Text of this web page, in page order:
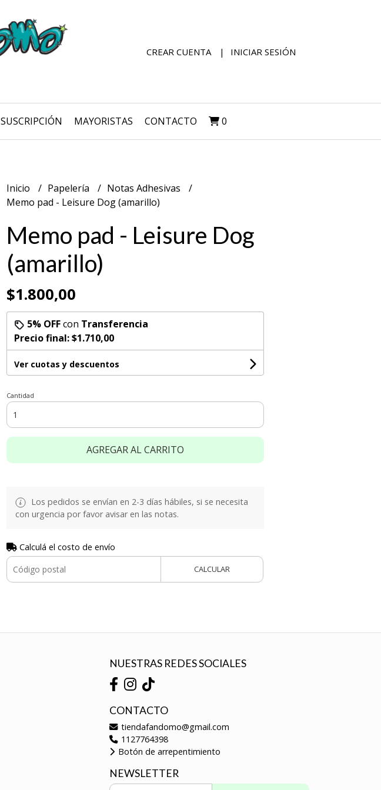
CREAR CUENTA INICIAR SESIÓN
SUSCRIPCIÓN MAYORISTAS CONTACTO 0
Inicio Papelería
Notas Adhesivas
Memo pad - Leisure Dog (amarillo)
Memo pad - Leisure Dog
(amarillo)
$1.800,00
5% OFFcon Transferencia
Precio final:$1.710,00
Ver cuotas y descuentos
Cantidad
AGREGAR AL CARRITO
Los pedidos se envían en 2-3 días hábiles, si se necesita
con urgencia por favor avisar en las notas.
Calculá el costo de envío
CALCULAR
NUESTRAS REDES SOCIALES
CONTACTO
tiendafandomo@gmail.com
1127764398
Botón de arrepentimiento
NEWSLETTER